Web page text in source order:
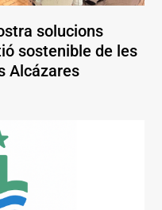
solucions
sostenible de les
Alcázares